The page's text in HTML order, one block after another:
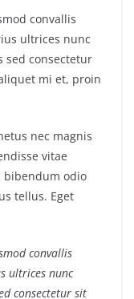
convallis
ultrices nunc
sed consectetur
mi et, proin
nec magnis
vitae
bibendum odio
tellus. Eget
convallis
ultrices nunc
consectetur sit